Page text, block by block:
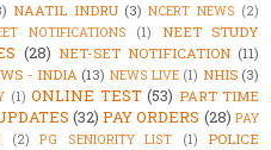
NAATIL INDRU (3) NCERT NEWS (2)
NOTIFICATIONS (1)
NEET STUDY
(28) NET-SET NOTIFICATION (11)
- INDIA (13) NEWS LIVE (1) NHIS (3)
(1) ONLINE TEST (53) PART TIME
(32) PAY ORDERS (28) PAY
(2) PG SENIORITY LIST (1)
POLICE